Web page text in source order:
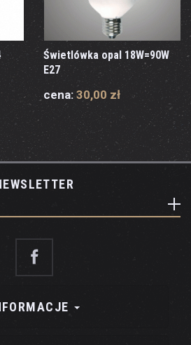
Świetlówka opal 18W=90W
E27
cena: 30,00 zł